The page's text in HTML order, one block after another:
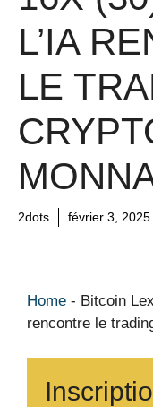
L’IA
LE
2dots février 3, 2025
Home - Bitcoin
rencontre le